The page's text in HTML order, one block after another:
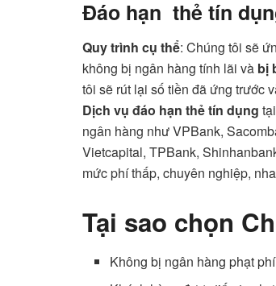
Đáo hạn thẻ tín
Quy trình cụ thể: Chúng tôi sẽ
không bị ngân hàng tính lãi và bị
tôi sẽ rút lại số tiền đã ứng trước
Dịch vụ đáo hạn thẻ tín dụng
ngân hàng như VPBank,
Vietcapital, TPBank,
mức phí thấp, chuyên nghiệp,
Tại sao chọn
Không bị ngân hàng phạt